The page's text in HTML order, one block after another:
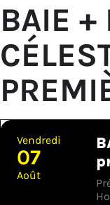
BAIE +
Vendredi
07
Août